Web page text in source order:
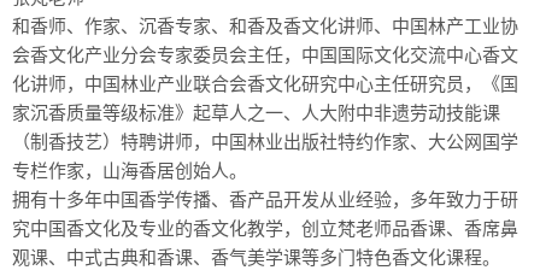
和香师、作家、沉香专家、和香及香文化讲师、中国林产工业协
会香文化产业分会专家委员会主任，中国国际文化交流中心香文
化讲师，中国林业产业联合会香文化研究中心主任研究员，《国
家沉香质量等级标准》起草人之一、人大附中非遗劳动技能课
（制香技艺）特聘讲师，中国林业出版社特约作家、大公网国学
专栏作家，山海香居创始人。
拥有十多年中国香学传播、香产品开发从业经验，多年致力于研
究中国香文化及专业的香文化教学，创立梵老师品香课、香席鼻
观课、中式古典和香课、香气美学课等多门特色香文化课程。